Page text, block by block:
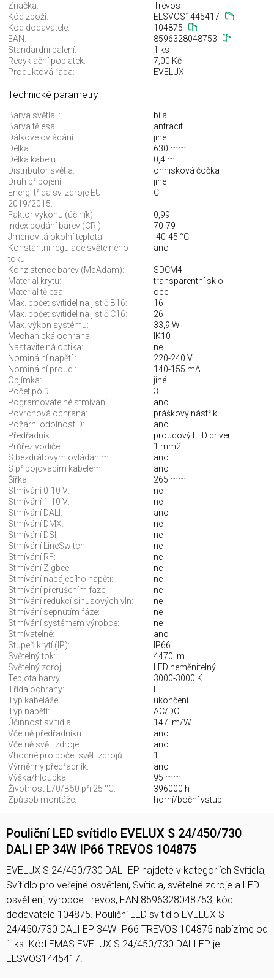
Značka:
Trevos
Kód zboží:
ELSVOS1445417
Kód dodavatele:
104875
EAN:
8596328048753
Standardní balení:
1 ks
Recyklační poplatek:
7,00 Kč
Produktová řada:
EVELUX
Technické parametry
Barva světla..:
bílá
Barva tělesa:
antracit
Dálkové ovládání:
jiné
Délka:
630 mm
Délka kabelu:
0,4 m
Distributor světla:
ohnisková čočka
Druh připojení:
jiné
Energ. třída sv. zdroje EU
2019/2015:
C
Faktor výkonu (účiník):
0,99
Index podání barev (CRI):
70-79
Jmenovitá okolní teplota:
-40-45 °C
Konstantní regulace světelného
toku:
ano
Konzistence barev (McAdam):
SDCM4
Materiál krytu:
transparentní sklo
Materiál tělesa:
ocel
Max. počet svítidel na jistič B16:
16
Max. počet svítidel na jistič C16:
26
Max. výkon systému:
33,9 W
Mechanická ochrana:
IK10
Nastavitelná optika:
ne
Nominální napětí.:
220-240 V
Nominální proud.:
140-155 mA
Objímka:
jiné
Počet pólů:
3
Pogramovatelné stmívání:
ano
Povrchová ochrana:
práškový nástřik
Požární odolnost D:
ano
Předřadník:
proudový LED driver
Průřez vodiče:
1 mm2
S bezdrátovým ovládáním:
ano
S připojovacím kabelem:
ano
Šířka:
265 mm
Stmívání 0-10 V:
ne
Stmívání 1-10 V:
ne
Stmívání DALI:
ano
Stmívání DMX:
ne
Stmívání DSI:
ne
Stmívání LineSwitch:
ne
Stmívání RF:
ne
Stmívání Zigbee:
ne
Stmívání napájecího napětí:
ne
Stmívání přerušením fáze:
ne
Stmívání redukcí sinusových vln:
ne
Stmívání sepnutím fáze:
ne
Stmívání systémem výrobce:
ne
Stmívatelné:
ano
Stupeň krytí (IP):
IP66
Světelný tok:
4470 lm
Světelný zdroj:
LED neměnitelný
Teplota barvy.:
3000-3000 K
Třída ochrany:
Typ kabeláže:
ukončení
Typ napětí:
AC/DC
Účinnost svítidla:
147 lm/W
Včetně předřadníku:
ano
Včetně svět. zdroje:
ano
Vhodné pro počet svět. zdrojů:
1
Výměnný předřadník:
ano
Výška/hloubka:
95 mm
Životnost L70/B50 při 25 °C:
396000 h
Způsob montáže:
horní/boční vstup
Pouliční LED svítidlo EVELUX S 24/450/730
DALI EP 34W IP66 TREVOS 104875
EVELUX S 24/450/730 DALI EP najdete v kategoriích Svítidla,
Svítidlo pro veřejné osvětlení, Svítidla, světelné zdroje a LED
osvětlení, výrobce Trevos, EAN 8596328048753, kód
dodavatele 104875. Pouliční LED svítidlo EVELUX S
24/450/730 DALI EP 34W IP66 TREVOS 104875 nabízíme od
1 ks. Kód EMAS EVELUX S 24/450/730 DALI EP je
ELSVOS1445417.